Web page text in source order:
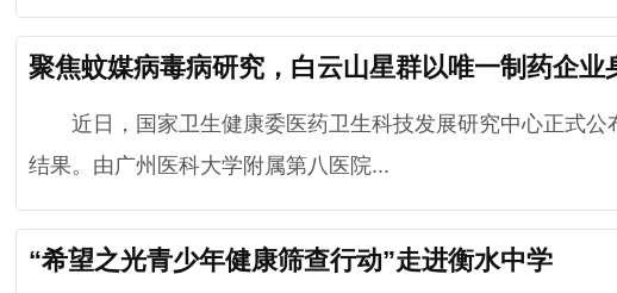
聚焦蚊媒病毒病研究，白云山星群以唯一制药企业
近日，国家卫生健康委医药卫生科技发展研究中心正式公
结果。由广州医科大学附属第八医院...
“希望之光青少年健康筛查行动”走进衡水中学